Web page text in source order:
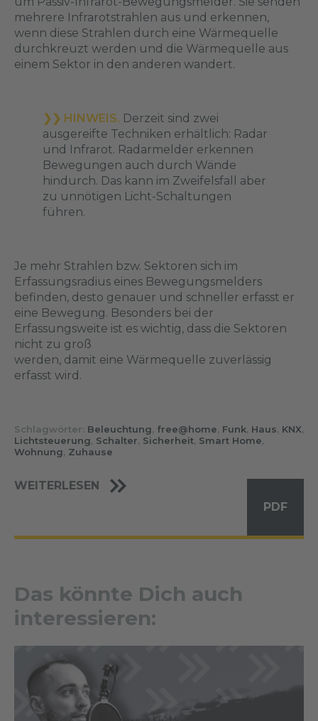
mehrere Infrarotstrahlen aus und erkennen,
wenn diese Strahlen durch eine Wärmequelle
durchkreuzt werden und die Wärmequelle aus
einem Sektor in den anderen wandert.
❯❯ HINWEIS. Derzeit sind zwei
ausgereifte Techniken erhältlich: Radar
und Infrarot. Radarmelder erkennen
Bewegungen auch durch Wände
hindurch. Das kann im Zweifelsfall aber
zu unnötigen Licht-Schaltungen
führen.
Je mehr Strahlen bzw. Sektoren sich im
Erfassungsradius eines Bewegungsmelders
befinden, desto genauer und schneller erfasst er
eine Bewegung. Besonders bei der
Erfassungsweite ist es wichtig, dass die Sektoren
nicht zu groß
werden, damit eine Wärmequelle zuverlässig
erfasst wird.
Schlagwörter: Beleuchtung, free@home, Funk, Haus, KNX,
Lichtsteuerung, Schalter, Sicherheit, Smart Home,
Wohnung, Zuhause
WEITERLESEN
PDF
Das könnte Dich auch
interessieren: